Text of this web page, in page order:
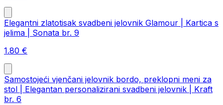
Elegantni zlatotisak svadbeni jelovnik Glamour | Kartica s
jelima | Sonata br. 9
1.80 €
Samostojeći vjenčani jelovnik bordo, preklopni meni za
stol | Elegantan personalizirani svadbeni jelovnik | Kraft
br. 6